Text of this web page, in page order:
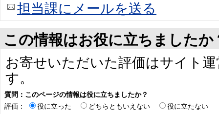
担当課にメールを送る
この情報はお役に立ちましたか
お寄せいただいた評価はサイト
す。
質問：このページの情報は役に立ちましたか？
評価：
役に立った どちらともいえない
役に立たない